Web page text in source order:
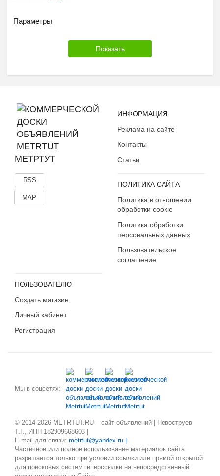
Параметры
МЕТРТУТ
RSS
MAP
ИНФОРМАЦИЯ
Реклама на сайте
Контакты
Статьи
ПОЛИТИКА САЙТА
Политика в отношении
обработки cookie
Политика обработки
персональных данных
Пользовательское
соглашение
ПОЛЬЗОВАТЕЛЮ
Создать магазин
Личный кабинет
Регистрация
Мы в соцсетях:
© 2014-2026 METRTUT.RU – сайт объявлений | Невоструев
Т.Г., ИНН 182909668603 |
E-mail для связи: metrtut@yandex.ru |
Частичное или полное использование материалов сайта
разрешается только при условии ссылки или прямой открытой
для поисковых систем гиперссылки на непосредственный